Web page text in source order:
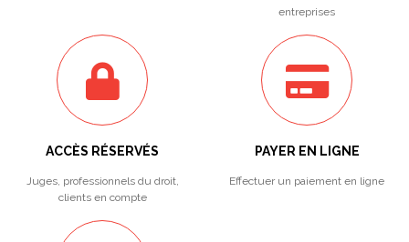
entreprises
ACCÈS RÉSERVÉS
Juges, professionnels du droit,
clients en compte
PAYER EN LIGNE
Effectuer un paiement en ligne